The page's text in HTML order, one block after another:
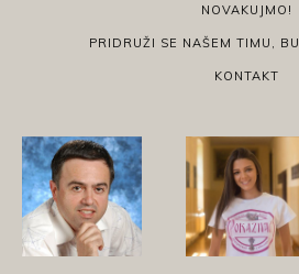
NOVAKUJMO!
PRIDRUŽI SE NAŠEM TIMU,
KONTAKT